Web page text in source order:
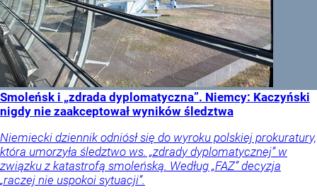
Smoleńsk i „zdrada dyplomatyczna”. Niemcy: Kaczyński
nigdy nie zaakceptował wyników śledztwa
Niemiecki dziennik odniósł się do wyroku polskiej prokuratury,
która umorzyła śledztwo ws. „zdrady dyplomatycznej” w
związku z katastrofą smoleńską. Według „FAZ” decyzja
„raczej nie uspokoi sytuacji”.